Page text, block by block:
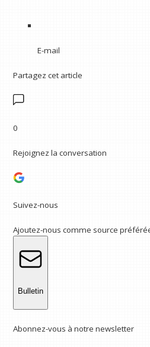
E-mail
Partagez cet article
0
Rejoignez la conversation
Suivez-nous
Ajoutez-nous comme source
Bulletin
Abonnez-vous à notre newsletter